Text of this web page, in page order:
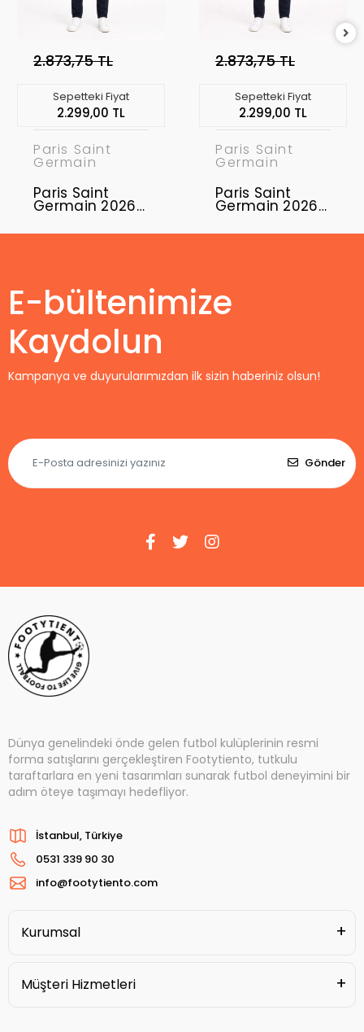
2.873,75 TL
Sepetteki Fiyat
2.299,00 TL
Paris Saint
Germain
Paris Saint
Germain 2026-
Profesyonel
2.873,75 TL
Sepetteki Fiyat
2.299,00 TL
Paris Saint
Germain
Paris Saint
Germain 2026-
Profesyonel
E-bültenimize
Kaydolun
Kampanya ve duyurularımızdan ilk sizin haberiniz olsun!
Gönder
Dünya genelindeki önde gelen futbol kulüplerinin resmi
forma satışlarını gerçekleştiren Footytiento, tutkulu
taraftarlara en yeni tasarımları sunarak futbol deneyimini bir
adım öteye taşımayı hedefliyor.
İstanbul, Türkiye
0531 339 90 30
info@footytiento.com
Kurumsal
Müşteri Hizmetleri